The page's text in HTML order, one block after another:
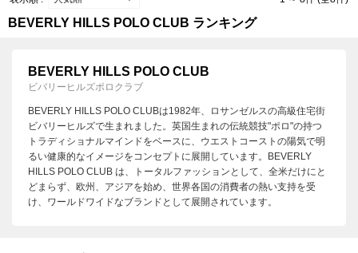
BEVERLY HILLS POLO CLUB ランキング
BEVERLY HILLS POLO CLUB
ビバリーヒルズポロクラブ
BEVERLY HILLS POLO CLUBは1982年、ロサンゼルスの高級住宅街
ビバリーヒルズで生まれました。英国生まれの伝統競技"ポロ"の持つ
トラディショナルマインドをベースに、ウエストコーストの陽気で明
るい健康的なイメージをコンセプトに展開しています。BEVERLY
HILLS POLO CLUB は、トータルファッションとして、全米だけにと
どまらず、欧州、アジアを始め、世界各国の消費者の熱い支持を受
け、ワールドワイドなブランドとして展開されています。